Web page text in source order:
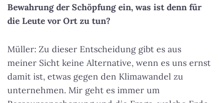
Bewahrung der Schöpfung ein, was ist denn für
die Leute vor Ort zu tun?
Müller: Zu dieser Entscheidung gibt es aus
meiner Sicht keine Alternative, wenn es uns ernst
damit ist, etwas gegen den Klimawandel zu
unternehmen. Mir geht es immer um